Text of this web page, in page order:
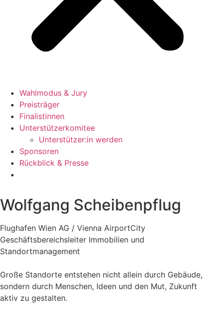
Wahlmodus & Jury
Preisträger
Finalistinnen
Unterstützerkomitee
Unterstützer:in werden
Sponsoren
Rückblick & Presse
Wolfgang Scheibenpflug
Flughafen Wien AG / Vienna AirportCity
Geschäftsbereichsleiter Immobilien und
Standortmanagement
Große Standorte entstehen nicht allein durch Gebäude,
sondern durch Menschen, Ideen und den Mut, Zukunft
aktiv zu gestalten.